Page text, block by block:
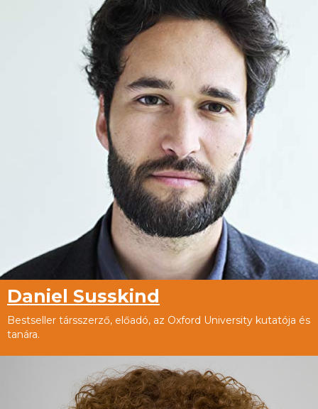
Daniel Susskind
Bestseller társszerző, előadó, az Oxford University kutatója és
tanára.